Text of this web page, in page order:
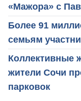
«Мажора» с
Более 91
семьям
Коллективные
жители Сочи
парковок